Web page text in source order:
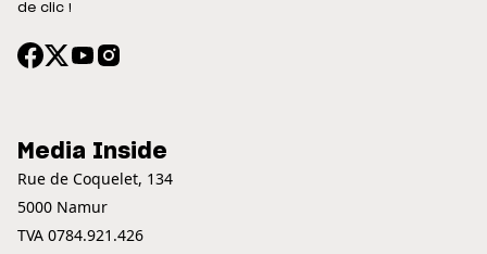
de clic !
Media Inside
Rue de Coquelet, 134
5000 Namur
TVA 0784.921.426